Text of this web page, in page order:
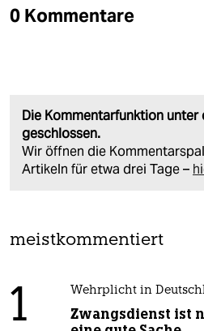
0 Kommentare
Die Kommentarfunktion
geschlossen.
Wir öffnen die
Artikeln für etwa drei Tage –
meistkommentiert
1 Wehrplicht in
Zwangsdienst ist